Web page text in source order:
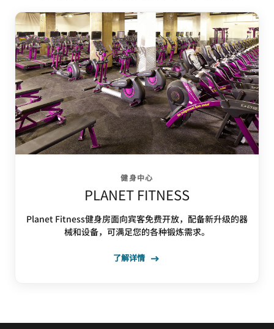
健身中心
PLANET FITNESS
Planet Fitness健身房面向宾客免费开放，配备新升级的器
械和设备，可满足您的各种锻炼需求。
了解详情